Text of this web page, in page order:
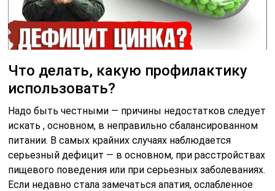
Что делать, какую профилактику
использовать?
Надо быть честными — причины недостатков следует
искать , основном, в неправильно сбалансированном
питании. В самых крайних случаях наблюдается
серьезный дефицит — в основном, при расстройствах
пищевого поведения или при серьезных заболеваниях.
Если недавно стала замечаться апатия, ослабленное